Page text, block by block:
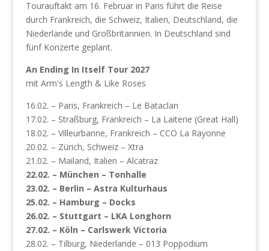
Tourauftakt am 16. Februar in Paris führt die Reise
durch Frankreich, die Schweiz, Italien, Deutschland, die
Niederlande und Großbritannien. In Deutschland sind
fünf Konzerte geplant.
An Ending In Itself Tour 2027
mit Arm's Length & Like Roses
16.02. – Paris, Frankreich – Le Bataclan
17.02. – Straßburg, Frankreich – La Laiterie (Great Hall)
18.02. – Villeurbanne, Frankreich – CCO La Rayonne
20.02. – Zürich, Schweiz – Xtra
21.02. – Mailand, Italien – Alcatraz
22.02. – München – Tonhalle
23.02. – Berlin – Astra Kulturhaus
25.02. – Hamburg – Docks
26.02. – Stuttgart – LKA Longhorn
27.02. – Köln – Carlswerk Victoria
28.02. – Tilburg, Niederlande – 013 Poppodium